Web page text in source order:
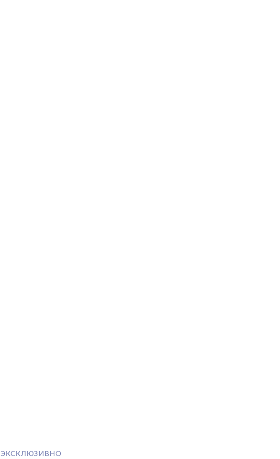
ЭКСКЛЮЗИВНО